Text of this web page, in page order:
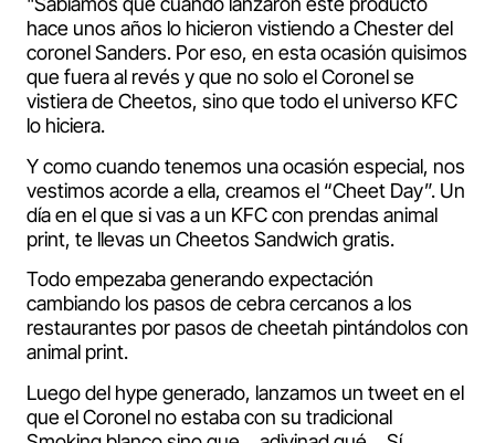
hace unos años lo hicieron vistiendo a Chester del
coronel Sanders. Por eso, en esta ocasión quisimos
que fuera al revés y que no solo el Coronel se
vistiera de Cheetos, sino que todo el universo KFC
lo hiciera.
Y como cuando tenemos una ocasión especial, nos
vestimos acorde a ella, creamos el “Cheet Day”. Un
día en el que si vas a un KFC con prendas animal
print, te llevas un Cheetos Sandwich gratis.
Todo empezaba generando expectación
cambiando los pasos de cebra cercanos a los
restaurantes por pasos de cheetah pintándolos con
animal print.
Luego del hype generado, lanzamos un tweet en el
que el Coronel no estaba con su tradicional